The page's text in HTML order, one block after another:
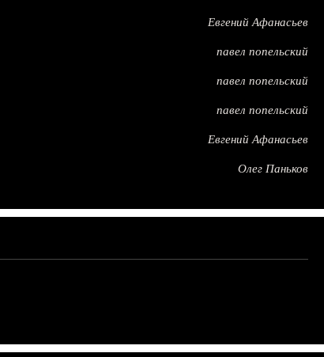
Евгений Афанасьев
павел попельский
павел попельский
павел попельский
Евгений Афанасьев
Олег Паньков